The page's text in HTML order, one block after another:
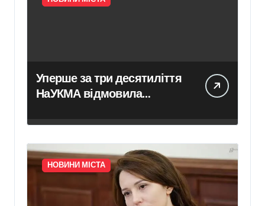
Уперше за три десятиліття
НаУКМА відмовила
історичних пам’яток
НОВИНИ МІСТА